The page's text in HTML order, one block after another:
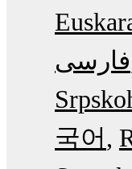
فارسی
국어